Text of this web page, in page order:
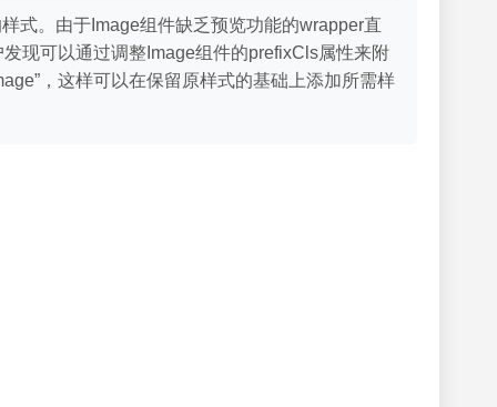
式。由于Image组件缺乏预览功能的wrapper直
现可以通过调整Image组件的prefixCls属性来附
，这样可以在保留原样式的基础上添加所需样